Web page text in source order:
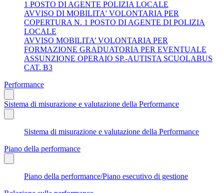
1 POSTO DI AGENTE POLIZIA LOCALE
AVVISO DI MOBILITA' VOLONTARIA PER
COPERTURA N. 1 POSTO DI AGENTE DI POLIZIA
LOCALE
AVVISO MOBILITA’ VOLONTARIA PER
FORMAZIONE GRADUATORIA PER EVENTUALE
ASSUNZIONE OPERAIO SP.-AUTISTA SCUOLABUS
CAT. B3
Performance
Sistema di misurazione e valutazione della Performance
Sistema di misurazione e valutazione della Performance
Piano della performance
Piano della performance/Piano esecutivo di gestione